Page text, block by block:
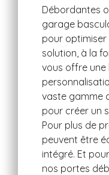
Débordantes
garage
pour optimiser
solution, à la
vous offre
vaste gamme
pour créer un
Pour plus de
peuvent être
intégré. Et
nos portes